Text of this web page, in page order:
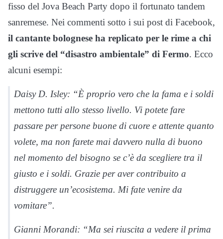
fisso del Jova Beach Party dopo il fortunato tandem
sanremese. Nei commenti sotto i sui post di Facebook,
il cantante bolognese ha replicato per le rime a chi
gli scrive del “disastro ambientale” di Fermo. Ecco
alcuni esempi:
Daisy D. Isley: “È proprio vero che la fama e i soldi
mettono tutti allo stesso livello. Vi potete fare
passare per persone buone di cuore e attente quanto
volete, ma non farete mai davvero nulla di buono
nel momento del bisogno se c’è da scegliere tra il
giusto e i soldi. Grazie per aver contribuito a
distruggere un’ecosistema. Mi fate venire da
vomitare”.
Gianni Morandi: “Ma sei riuscita a vedere il prima